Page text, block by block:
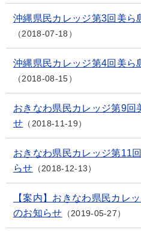
沖縄県民カレッジ第3回美ら
2018-07-18
沖縄県民カレッジ第4回美ら
2018-08-15
おきなわ県民カレッジ第9回
せ
2018-11-19
おきなわ県民カレッジ第11
らせ
2018-12-13
【案内】おきなわ県民カレ
のお知らせ
2019-05-27